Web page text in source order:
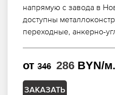
напрямую с завода в
доступны
переходные, анкерно-
от 346 286 BYN/
ЗАКАЗАТЬ